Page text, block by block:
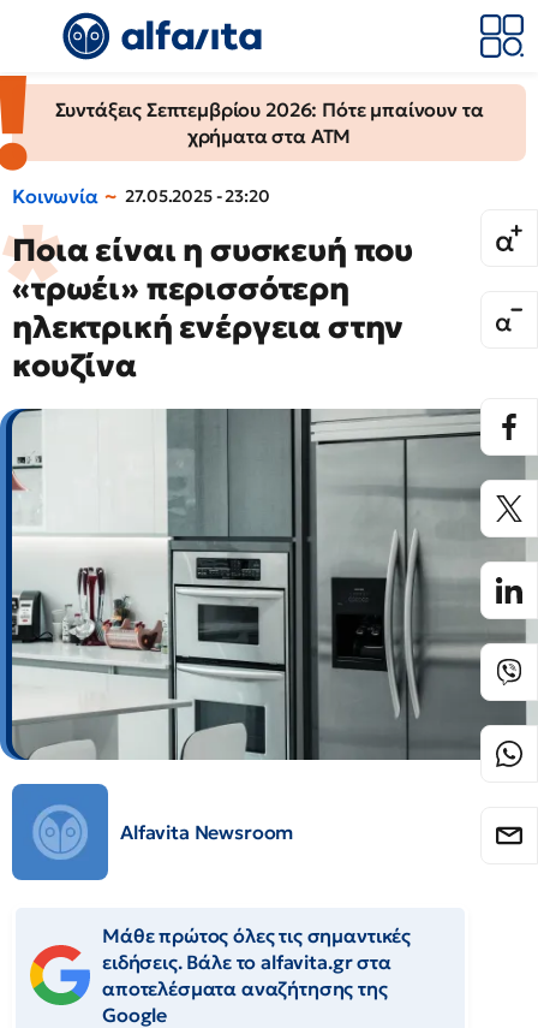
Συντάξεις Σεπτεμβρίου 2026: Πότε μπαίνουν τα
χρήματα στα ΑΤΜ
Κοινωνία 27.05.2025 - 23:20
Ποια είναι η συσκευή που
«τρωέι» περισσότερη
ηλεκτρική ενέργεια στην
κουζίνα
Alfavita Newsroom
Μάθε πρώτος όλες τις σημαντικές
ειδήσεις. Βάλε το alfavita.gr στα
αποτελέσματα αναζήτησης της
Google